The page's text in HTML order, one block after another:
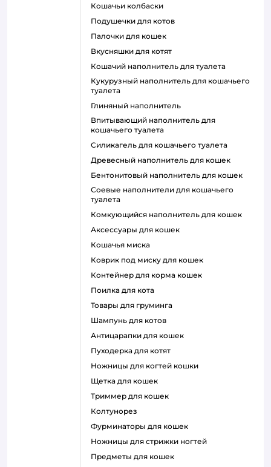
кошачьи колбаски
подушечки для котов
палочки для кошек
вкусняшки для котят
кошачий наполнитель для туалета
кукурузный наполнитель для кошачьего
туалета
глиняный наполнитель
впитывающий наполнитель для
кошачьего туалета
силикагель для кошачьего туалета
древесный наполнитель для кошек
бентонитовый наполнитель для кошек
соевые наполнители для кошачьего
туалета
комкующийся наполнитель для кошек
аксессуары для кошек
кошачья миска
коврик под миску для кошек
контейнер для корма кошек
поилка для кота
товары для груминга
шампунь для котов
антицарапки для кошек
пуходерка для котят
ножницы для когтей кошки
щетка для кошек
триммер для кошек
колтунорез
фурминаторы для кошек
ножницы для стрижки ногтей
предметы для кошек